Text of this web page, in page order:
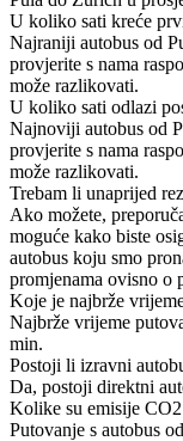
U koliko sati kreće
Najraniji autobus od
provjerite s nama
može razlikovati.
U koliko sati odlazi
Najnoviji autobus od
provjerite s nama
može razlikovati.
Trebam li unaprijed
Ako možete,
moguće kako biste
autobus koju smo
promjenama ovisno o
Koje je najbrže
Najbrže vrijeme
min.
Postoji li izravni
Da, postoji direktni
Kolike su emisije
Putovanje s autobus